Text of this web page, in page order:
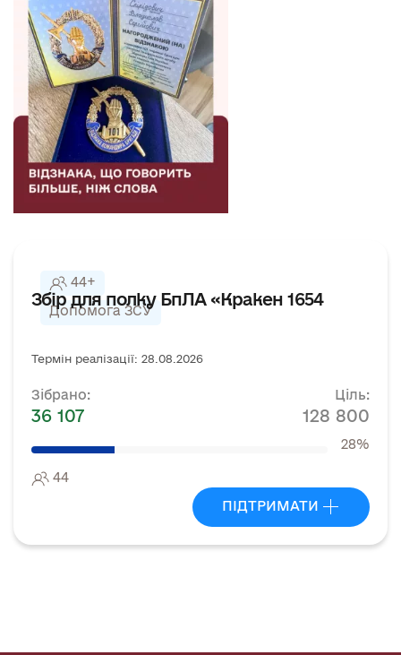
44+
Допомога ЗСУ
Збір для полку БпЛА «Кракен 1654
Термін реалізації: 28.08.2026
Зібрано:
36 107
Ціль:
128 800
28%
44
ПІДТРИМАТИ